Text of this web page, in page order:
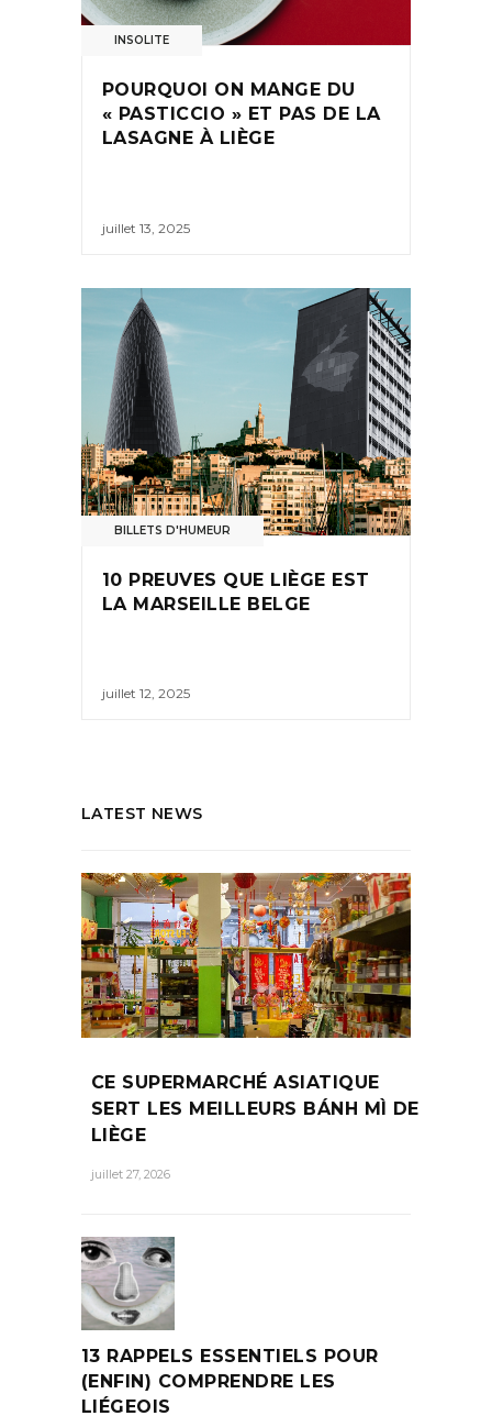
INSOLITE
POURQUOI ON MANGE DU
« PASTICCIO » ET PAS DE LA
LASAGNE À LIÈGE
juillet 13, 2025
BILLETS D'HUMEUR
10 PREUVES QUE LIÈGE EST
LA MARSEILLE BELGE
juillet 12, 2025
LATEST NEWS
CE SUPERMARCHÉ ASIATIQUE
SERT LES MEILLEURS BÁNH MÌ DE
LIÈGE
juillet 27, 2026
13 RAPPELS ESSENTIELS POUR
(ENFIN) COMPRENDRE LES
LIÉGEOIS